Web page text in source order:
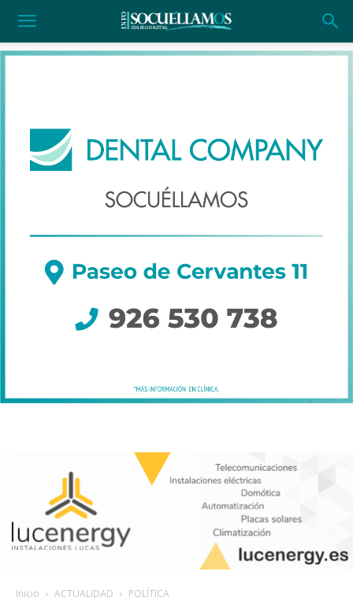
Inicio ACTUALIDAD POLÍTICA